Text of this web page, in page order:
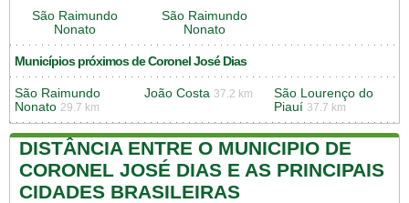
São Raimundo
Nonato
São Raimundo
Nonato
Municípios próximos de Coronel José Dias
São Raimundo
Nonato 29.7 km
João Costa 37.2 km
São Lourenço do
Piauí 37.7 km
DISTÂNCIA ENTRE O MUNICIPIO DE
CORONEL JOSÉ DIAS E AS PRINCIPAIS
CIDADES BRASILEIRAS